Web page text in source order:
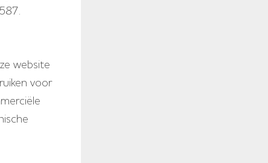
website
voor